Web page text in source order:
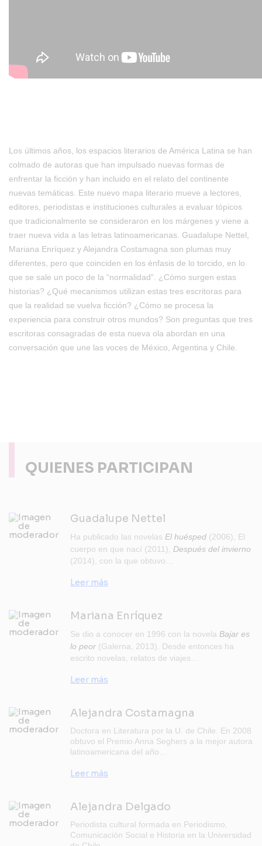
Los últimos años, los espacios literarios de América Latina se han
colmado de autoras que han impulsado nuevas formas de
enfrentar la ficción y han incluido en el relato del continente
nuevas temáticas. Este nuevo mapa literario mueve a lectores,
editores, periodistas e instituciones culturales a evaluar tópicos
que tradicionalmente se consideraron en los márgenes y viene a
traer nueva vida a las letras latinoamericanas. Guadalupe Nettel,
Mariana Enríquez y Alejandra Costamagna son plumas muy
diferentes, pero que coinciden en los énfasis de lo torcido, en lo
que se sale un poco de la “normalidad”. ¿Cómo surgen estas
historias? ¿Qué mecanismos utilizan estas tres escritoras para
que la realidad se vuelva ficción? ¿Cómo se procesa la
experiencia para construir otros mundos? Son preguntas que tres
escritoras consagradas de esta nueva ola abordan en una
conversación que une las voces de México, Argentina y Chile.
QUIENES PARTICIPAN
Guadalupe Nettel
Ha publicado las novelas El huésped (2006), El
cuerpo en que nací (2011), Después del invierno
(2014), con la que obtuvo…
Leer más
Mariana Enríquez
Se dio a conocer en 1996 con la novela Bajar es
lo peor (Galerna, 2013). Desde entonces ha
escrito novelas, relatos de viajes…
Leer más
Alejandra Costamagna
Doctora en Literatura por la U. de Chile. En 2008
obtuvo el Premio Anna Seghers a la mejor autora
latinoamericana del año…
Leer más
Alejandra Delgado
Periodista cultural formada en Periodismo,
Comunicación Social e Historia en la Universidad